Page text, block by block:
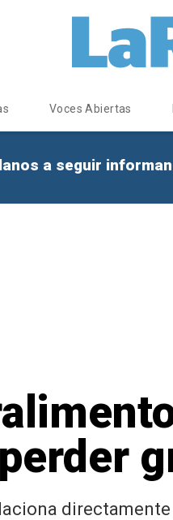
Voces Abiertas
a seguir